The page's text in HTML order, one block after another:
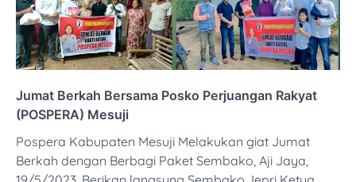
Jumat Berkah Bersama Posko Perjuangan Rakyat
(POSPERA) Mesuji
Pospera Kabupaten Mesuji Melakukan giat Jumat
Berkah dengan Berbagi Paket Sembako, Aji Jaya,